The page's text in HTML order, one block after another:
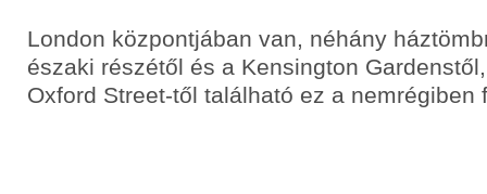
London központjában van, néhány
északi részétől és a Kensington
Oxford Street-től található ez a nemrégiben